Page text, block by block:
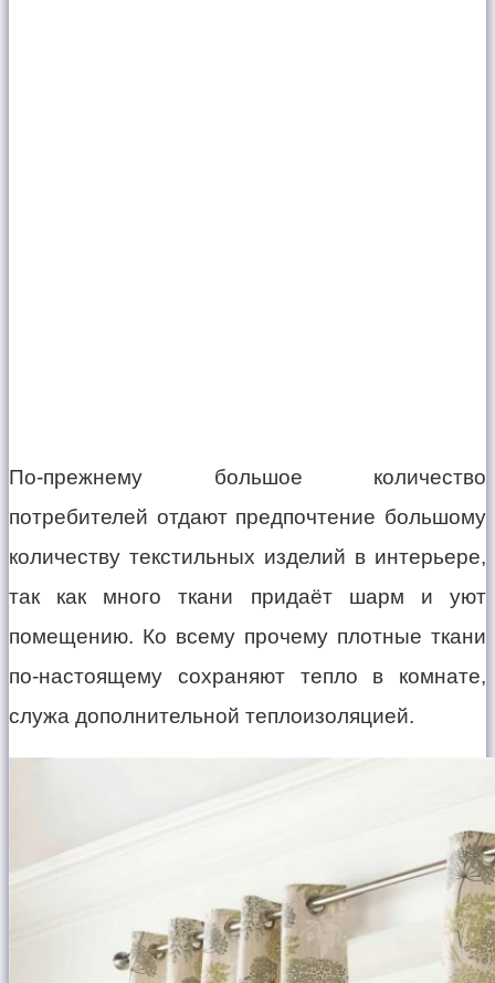
По-прежнему большое количество
потребителей отдают предпочтение большому
количеству текстильных изделий в интерьере,
так как много ткани придаёт шарм и уют
помещению. Ко всему прочему плотные ткани
по-настоящему сохраняют тепло в комнате,
служа дополнительной теплоизоляцией.